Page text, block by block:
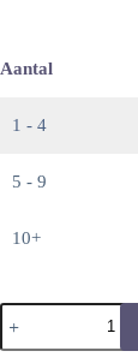
Aantal
1 - 4
5 - 9
10+
Phalaris
arundinacea
Picta